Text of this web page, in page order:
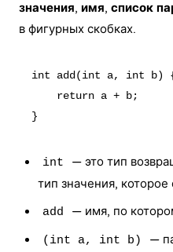
значения, имя, список
в фигурных скобках.
int add(int a, int b) {
return a + b;
int
— это тип
тип значения, которое
add — имя, по
(int a, int b)
—